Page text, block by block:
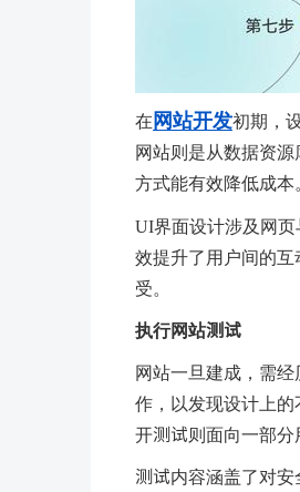
在 网站开发初期，
网站则是从数据资
方式能有效降低成本
UI界面设计涉及网
效提升了用户间的
受。
执行网站测试
网站一旦建成，需
作，以发现设计上
开测试则面向一部分
测试内容涵盖了对